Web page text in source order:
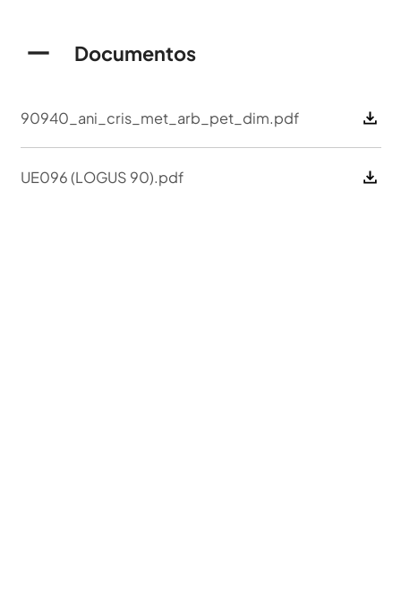
Documentos
90940_ani_cris_met_arb_pet_dim.pdf
UE096 (LOGUS 90).pdf